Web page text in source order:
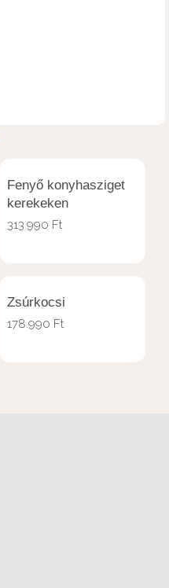
Fenyő konyhasziget
kerekeken
313.990 Ft
Zsúrkocsi
178.990 Ft